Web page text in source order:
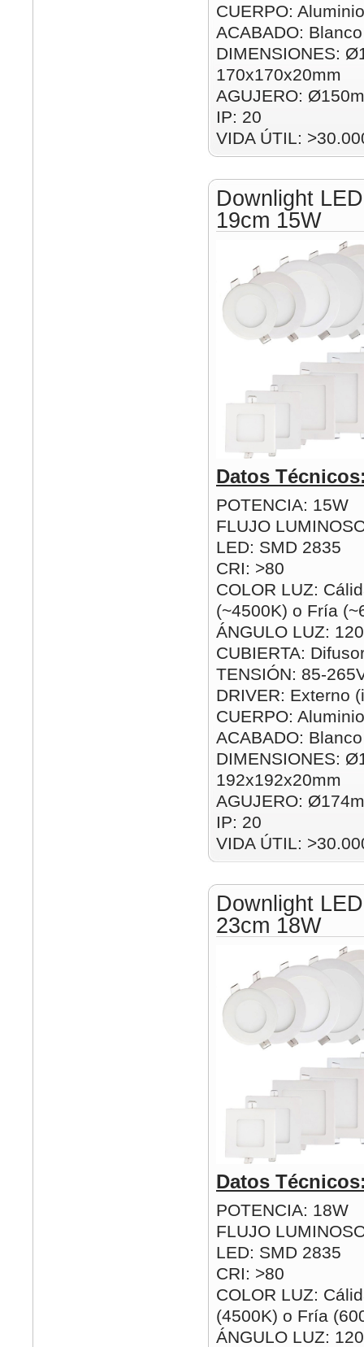
CUERPO: Aluminio
ACABADO: Blanco
DIMENSIONES:
170x170x20mm
AGUJERO:
IP: 20
VIDA ÚTIL:
Downlight
19cm 15W
Datos
POTENCIA: 15W
FLUJO
LED: SMD 2835
CRI: >80
COLOR LUZ:
(~4500K) o Fría
ÁNGULO LUZ:
CUBIERTA:
TENSIÓN: 85-
DRIVER: Externo
CUERPO: Aluminio
ACABADO: Blanco
DIMENSIONES:
192x192x20mm
AGUJERO:
IP: 20
VIDA ÚTIL:
Downlight
23cm 18W
Datos
POTENCIA: 18W
FLUJO
LED: SMD 2835
CRI: >80
COLOR LUZ:
(4500K) o Fría
ÁNGULO LUZ: